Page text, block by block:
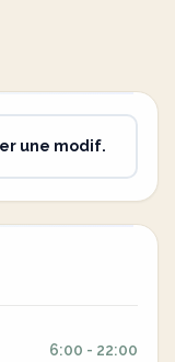
une modif.
6:00 - 22:00